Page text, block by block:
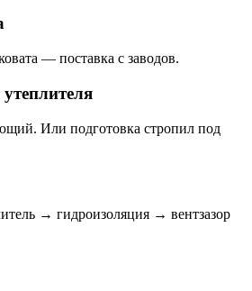
— поставка с заводов.
Или подготовка стропил под
→ гидроизоляция → вентзазор